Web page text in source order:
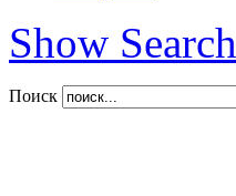
Show Search
Поиск